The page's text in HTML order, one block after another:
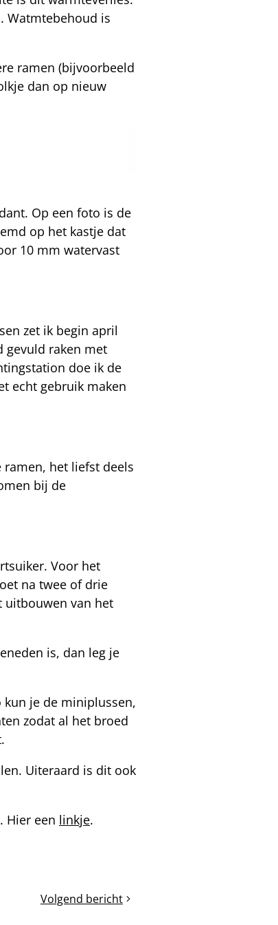
Watmtebehoud is
ramen (bijvoorbeeld
dan op nieuw
Op een foto is de
op het kastje dat
10 mm watervast
zet ik begin april
gevuld raken met
doe ik de
echt gebruik maken
ramen, het liefst deels
bij de
Voor het
na twee of drie
uitbouwen van het
is, dan leg je
kun je de miniplussen,
zodat al het broed
Uiteraard is dit ook
Hier een linkje.
Volgend bericht
Voorjaarscontrole